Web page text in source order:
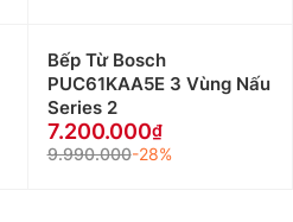
Bếp Từ Bosch
PUC61KAA5E 3 Vùng Nấu
Series 2
7.200.000
9.990.000-28%